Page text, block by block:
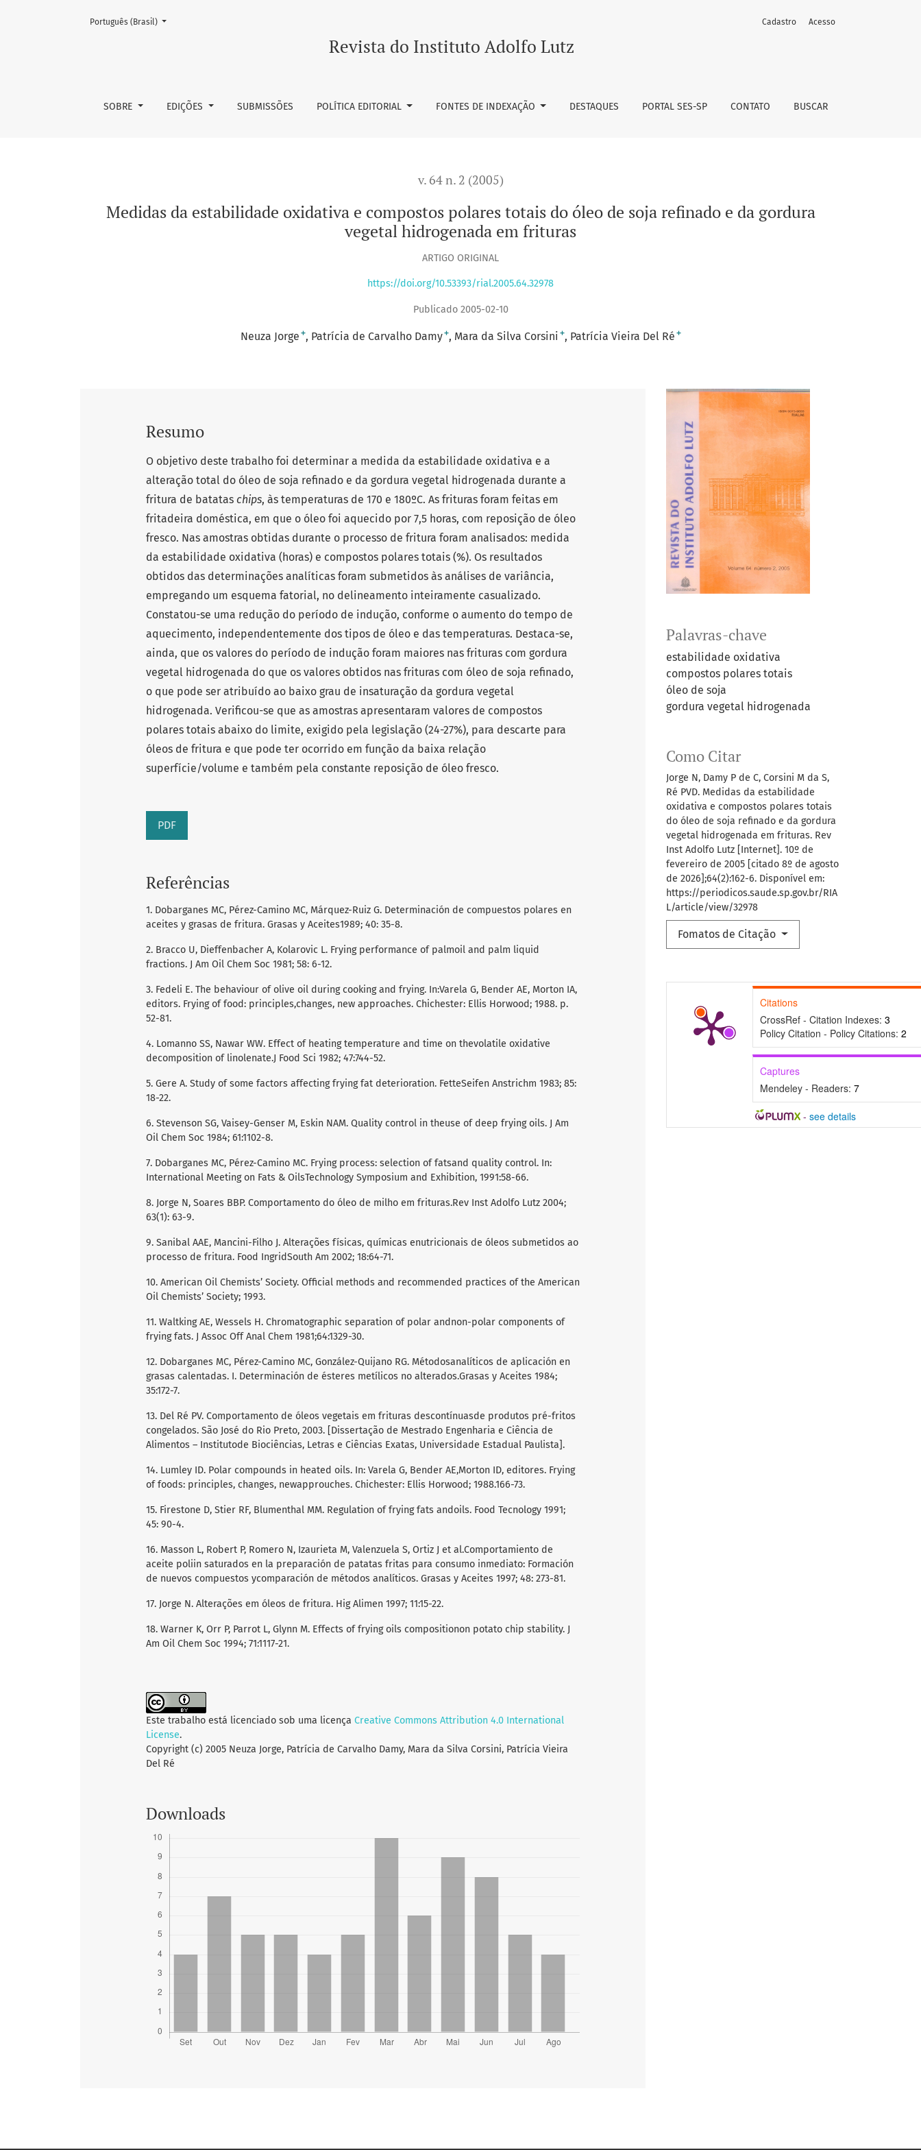
Medidas da estabilidade oxidativa e compostos polares totais do óleo de soja refinado e da gordura vegetal hidrogenada em frituras
Revista do Instituto Adolfo Lutz
SOBRE EDIÇÕES SUBMISSÕES POLÍTICA EDITORIAL FONTES DE INDEXAÇÃO DESTAQUES PORTAL SES-SP CONTATO BUSCAR
Cadastro Acesso
Mudar o idioma. O atual é:
Português (Brasil)
v. 64 n. 2 (2005)
Medidas da estabilidade oxidativa e compostos polares totais do óleo de soja refinado e da gordura
vegetal hidrogenada em frituras
ARTIGO ORIGINAL
https://doi.org/10.53393/rial.2005.64.32978
Publicado 2005-02-10
Neuza Jorge + Patrícia de Carvalho Damy+ Mara da Silva Corsini + Patrícia Vieira Del Ré +
Palavras-chave
estabilidade oxidativa
compostos polares totais
óleo de soja
gordura vegetal hidrogenada
Como Citar
Jorge N, Damy P de C, Corsini M da S,
Ré PVD. Medidas da estabilidade
oxidativa e compostos polares totais
do óleo de soja refinado e da gordura
vegetal hidrogenada em frituras. Rev
Inst Adolfo Lutz [Internet]. 10º de
fevereiro de 2005 [citado 8º de agosto
de 2026];64(2):162-6. Disponível em:
https://periodicos.saude.sp.gov.br/RIA
L/article/view/32978
Fomatos de Citação
Citations
CrossRef - Citation Indexes: 3
Policy Citation - Policy Citations: 2
Captures
Mendeley - Readers: 7
- see details
Resumo
O objetivo deste trabalho foi determinar a medida da estabilidade oxidativa e a
alteração total do óleo de soja refinado e da gordura vegetal hidrogenada durante a
fritura de batatas chips, às temperaturas de 170 e 180ºC. As frituras foram feitas em
fritadeira doméstica, em que o óleo foi aquecido por 7,5 horas, com reposição de óleo
fresco. Nas amostras obtidas durante o processo de fritura foram analisados: medida
da estabilidade oxidativa (horas) e compostos polares totais (%). Os resultados
obtidos das determinações analíticas foram submetidos às análises de variância,
empregando um esquema fatorial, no delineamento inteiramente casualizado.
Constatou-se uma redução do período de indução, conforme o aumento do tempo de
aquecimento, independentemente dos tipos de óleo e das temperaturas. Destaca-se,
ainda, que os valores do período de indução foram maiores nas frituras com gordura
vegetal hidrogenada do que os valores obtidos nas frituras com óleo de soja refinado,
o que pode ser atribuído ao baixo grau de insaturação da gordura vegetal
hidrogenada. Verificou-se que as amostras apresentaram valores de compostos
polares totais abaixo do limite, exigido pela legislação (24-27%), para descarte para
óleos de fritura e que pode ter ocorrido em função da baixa relação
superfície/volume e também pela constante reposição de óleo fresco.
PDF
Referências
1. Dobarganes MC, Pérez-Camino MC, Márquez-Ruiz G. Determinación de compuestos polares en
aceites y grasas de fritura. Grasas y Aceites1989; 40: 35-8.
2. Bracco U, Dieffenbacher A, Kolarovic L. Frying performance of palmoil and palm liquid
fractions. J Am Oil Chem Soc 1981; 58: 6-12.
3. Fedeli E. The behaviour of olive oil during cooking and frying. In:Varela G, Bender AE, Morton IA,
editors. Frying of food: principles,changes, new approaches. Chichester: Ellis Horwood; 1988. p.
52-81.
4. Lomanno SS, Nawar WW. Effect of heating temperature and time on thevolatile oxidative
decomposition of linolenate.J Food Sci 1982; 47:744-52.
5. Gere A. Study of some factors affecting frying fat deterioration. FetteSeifen Anstrichm 1983; 85:
18-22.
6. Stevenson SG, Vaisey-Genser M, Eskin NAM. Quality control in theuse of deep frying oils. J Am
Oil Chem Soc 1984; 61:1102-8.
7. Dobarganes MC, Pérez-Camino MC. Frying process: selection of fatsand quality control. In:
International Meeting on Fats & OilsTechnology Symposium and Exhibition, 1991:58-66.
8. Jorge N, Soares BBP. Comportamento do óleo de milho em frituras.Rev Inst Adolfo Lutz 2004;
63(1): 63-9.
9. Sanibal AAE, Mancini-Filho J. Alterações físicas, químicas enutricionais de óleos submetidos ao
processo de fritura. Food IngridSouth Am 2002; 18:64-71.
10. American Oil Chemists’ Society. Official methods and recommended practices of the American
Oil Chemists’ Society; 1993.
11. Waltking AE, Wessels H. Chromatographic separation of polar andnon-polar components of
frying fats. J Assoc Off Anal Chem 1981;64:1329-30.
12. Dobarganes MC, Pérez-Camino MC, González-Quijano RG. Métodosanalíticos de aplicación en
grasas calentadas. I. Determinación de ésteres metílicos no alterados.Grasas y Aceites 1984;
35:172-7.
13. Del Ré PV. Comportamento de óleos vegetais em frituras descontínuasde produtos pré-fritos
congelados. São José do Rio Preto, 2003. [Dissertação de Mestrado Engenharia e Ciência de
Alimentos – Institutode Biociências, Letras e Ciências Exatas, Universidade Estadual Paulista].
14. Lumley ID. Polar compounds in heated oils. In: Varela G, Bender AE,Morton ID, editores. Frying
of foods: principles, changes, newapprouches. Chichester: Ellis Horwood; 1988.166-73.
15. Firestone D, Stier RF, Blumenthal MM. Regulation of frying fats andoils. Food Tecnology 1991;
45: 90-4.
16. Masson L, Robert P, Romero N, Izaurieta M, Valenzuela S, Ortiz J et al.Comportamiento de
aceite poliin saturados en la preparación de patatas fritas para consumo inmediato: Formación
de nuevos compuestos ycomparación de métodos analíticos. Grasas y Aceites 1997; 48: 273-81.
17. Jorge N. Alterações em óleos de fritura. Hig Alimen 1997; 11:15-22.
18. Warner K, Orr P, Parrot L, Glynn M. Effects of frying oils compositionon potato chip stability. J
Am Oil Chem Soc 1994; 71:1117-21.
Este trabalho está licenciado sob uma licença Creative Commons Attribution 4.0 International
License.
Copyright (c) 2005 Neuza Jorge, Patrícia de Carvalho Damy, Mara da Silva Corsini, Patrícia Vieira
Del Ré
Downloads